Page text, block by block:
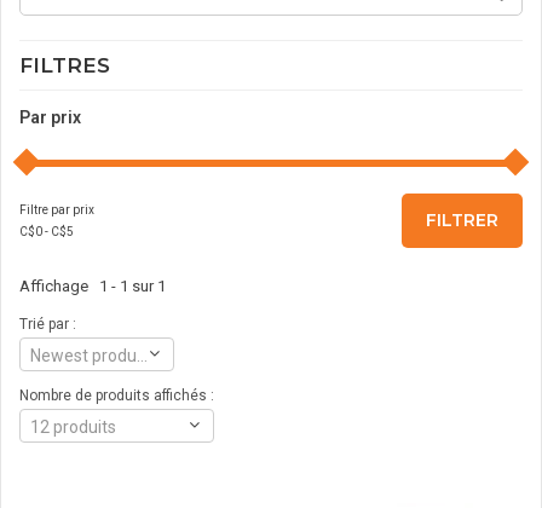
FILTRES
Par prix
Filtre par prix
C$0- C$5
FILTRER
Affichage 1 - 1 sur 1
Trié par :
Nombre de produits affichés :
12 produits